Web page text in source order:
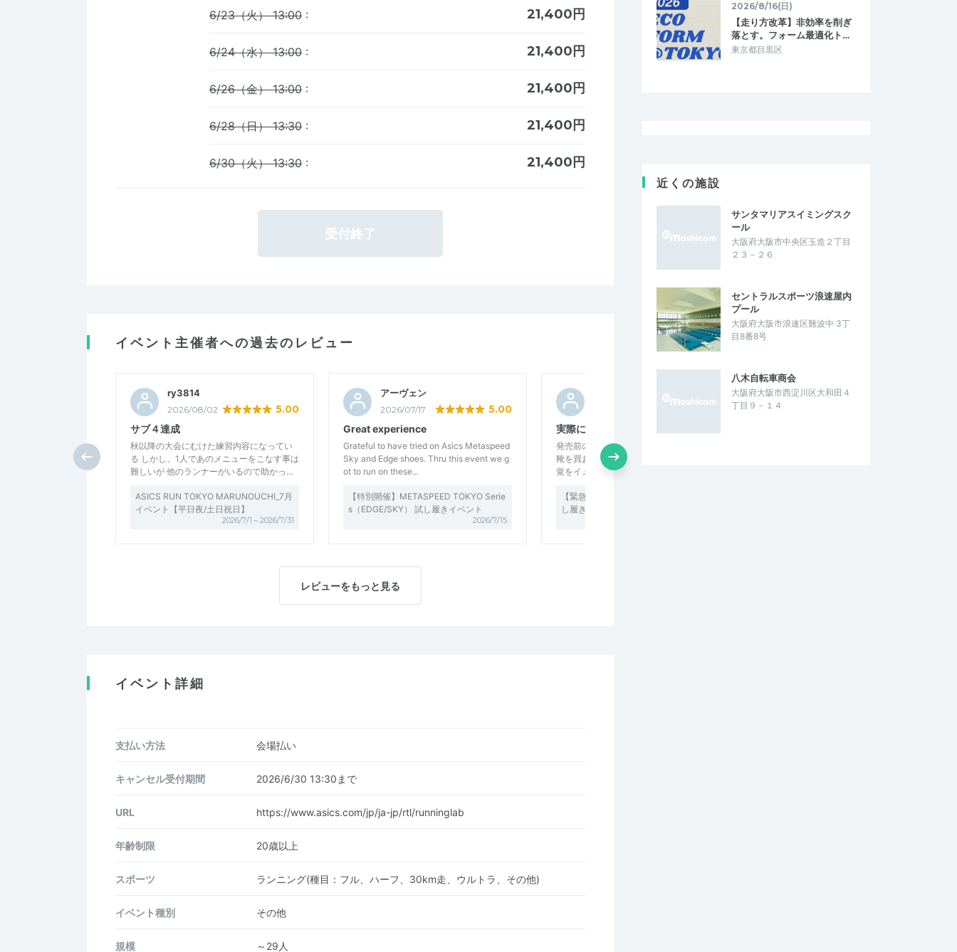
6/23（火） 13:00 : 21,400円
6/24（水） 13:00 : 21,400円
6/26（金） 13:00 : 21,400円
6/28（日） 13:30 : 21,400円
6/30（火） 13:30 : 21,400円
受付終了
イベント主催者への過去のレビュー
ry3814
2026/08/02 5.00
サブ４達成
秋以降の大会にむけた練習内容になってい
る しかし、1人であのメニューをこなす事は
難しいが 他のランナーがいるので助かっ…
ASICS RUN TOKYO MARUNOUCHI_7月
イベント【平日夜/土日祝日】
2026/7/1～2026/7/31
アーヴェン
2026/07/17 5.00
Great experience
Grateful to have tried on Asics Metaspeed
Sky and Edge shoes. Thru this event we g
ot to run on these...
【特別開催】METASPEED TOKYO Serie
s（EDGE/SKY） 試し履きイベント
2026/7/15
5.00
実際に試走ができました。
発売前のシューズを試すことができ、どの
靴を買おうか選択の幅が広がり、走った感
覚をイメージすることができました。と…
【緊急開催！！】NOVABLAST 6 先行試
し履きイベント in ASICS KOBE
イモタカ
レビューをもっと見る
イベント詳細
支払い方法 会場払い
キャンセル受付期間 2026/6/30 13:30まで
URL https://www.asics.com/jp/ja-jp/rtl/runninglab
年齢制限 20歳以上
スポーツ ランニング(種目：フル、ハーフ、30km走、ウルトラ、その他)
イベント種別 その他
規模 ～29人
2026/8/16(日)
【走り方改革】非効率を削ぎ
落とす。フォーム最適化ト…
東京都目黒区
近くの施設
サンタマリアスイミングスク
ール
大阪府大阪市中央区玉造２丁目
２３－２６
セントラルスポーツ浪速屋内
プール
大阪府大阪市浪速区難波中 3丁
目8番8号
八木自転車商会
大阪府大阪市西淀川区大和田４
丁目９－１４